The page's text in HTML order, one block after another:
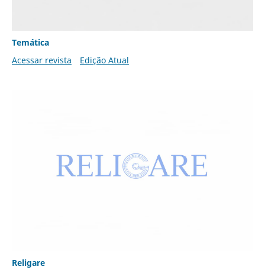
Temática
Acessar revista
Edição Atual
Religare